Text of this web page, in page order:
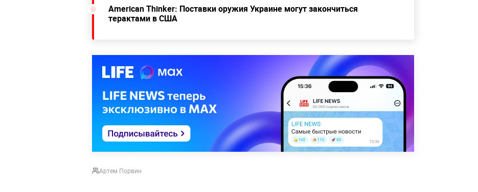
American Thinker: Поставки оружия Украине могут закончиться
терактами в США
Артем Порвин